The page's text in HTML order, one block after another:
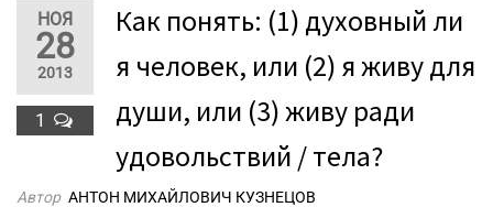
НОЯ
28
2013
1
Как понять: (1) духовный ли
я человек, или (2) я живу для
души, или (3) живу ради
удовольствий / тела?
Автор АНТОН МИХАЙЛОВИЧ КУЗНЕЦОВ